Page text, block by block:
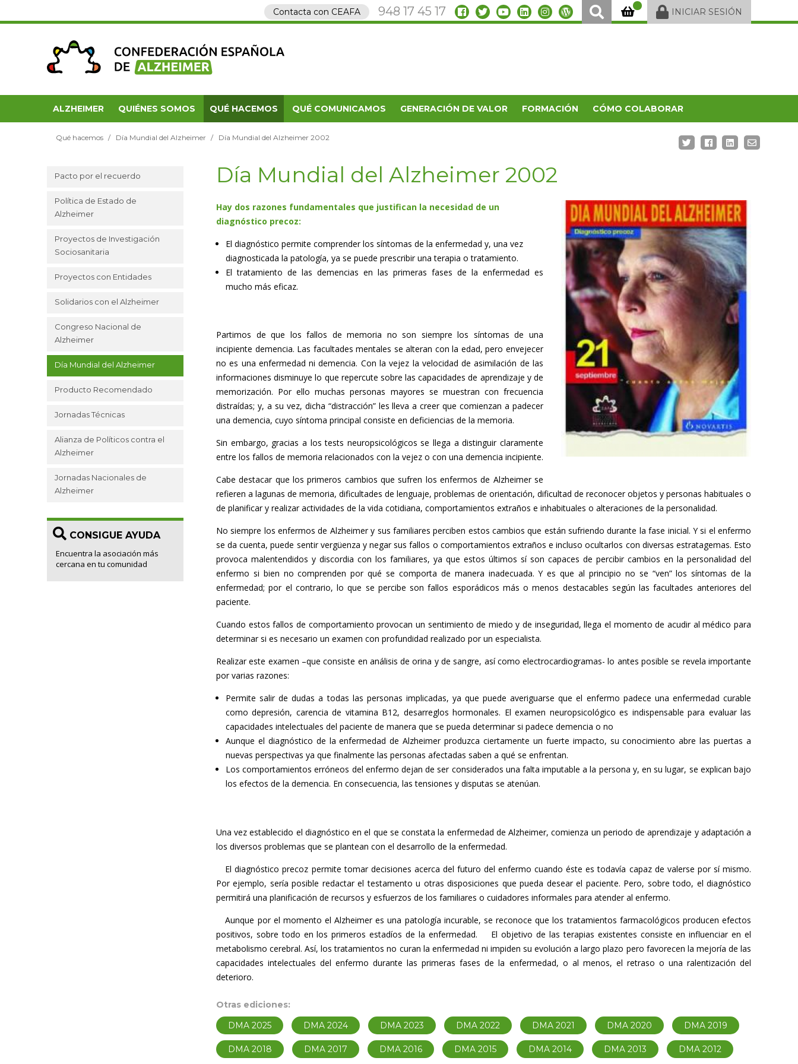
Contacta con CEAFA 948 17 45 17 INICIAR SESIÓN
ALZHEIMER QUIÉNES SOMOS QUÉ HACEMOS QUÉ COMUNICAMOS GENERACIÓN DE VALOR FORMACIÓN CÓMO COLABORAR
Qué hacemos Día Mundial del Alzheimer Día Mundial del Alzheimer 2002
Pacto por el recuerdo
Política de Estado de
Alzheimer
Proyectos de Investigación
Sociosanitaria
Proyectos con Entidades
Solidarios con el Alzheimer
Congreso Nacional de
Alzheimer
Día Mundial del Alzheimer
Producto Recomendado
Jornadas Técnicas
Alianza de Políticos contra el
Alzheimer
Jornadas Nacionales de
Alzheimer
CONSIGUE AYUDA
Encuentra la asociación más
cercana en tu comunidad
Día Mundial del Alzheimer 2002
Hay dos razones fundamentales que justifican la necesidad de un
diagnóstico precoz:
El diagnóstico permite comprender los síntomas de la enfermedad y, una vez
diagnosticada la patología, ya se puede prescribir una terapia o tratamiento.
El tratamiento de las demencias en las primeras fases de la enfermedad es
mucho más eficaz.
Partimos de que los fallos de memoria no son siempre los síntomas de una
incipiente demencia. Las facultades mentales sealteran con la edad, pero envejecer
no es una enfermedad ni demencia. Con la vejez la velocidad de asimilación de las
informaciones disminuye lo que repercute sobre las capacidades de aprendizaje y de
memorización. Por ello muchas personas mayores se muestran con frecuencia
distraídas; y, a su vez, dicha “distracción” les lleva a creer que comienzan a padecer
una demencia, cuyo síntoma principal consiste en deficiencias de la memoria.
Sin embargo, gracias a los tests neuropsicológicos se llega a distinguir claramente
entre los fallos de memoria relacionados con la vejez o con una demencia incipiente.
Cabe destacar que los primeros cambios que sufren los enfermos de Alzheimer se
refieren a lagunas de memoria, dificultades de lenguaje, problemas de orientación, dificultad de reconocer objetos y personas habituales o
de planificar y realizar actividades de la vida cotidiana, comportamientos extraños e inhabituales o alteraciones de la personalidad.
No siempre los enfermos de Alzheimer y sus familiares perciben estos cambios que están sufriendo durante la fase inicial. Y si el enfermo
se da cuenta, puede sentir vergüenza y negar sus fallos o comportamientos extraños e incluso ocultarlos con diversas estratagemas. Esto
provoca malentendidos y discordia con los familiares, ya que estos últimos sí son capaces de percibir cambios en la personalidad del
enfermo si bien no comprenden por qué se comporta de manera inadecuada. Y es que al principio no se “ven” los síntomas de la
enfermedad; por el contrario, lo que se percibe son fallos esporádicos más o menos destacables según las facultades anteriores del
paciente.
Cuando estos fallos de comportamiento provocan un sentimiento de miedo y de inseguridad, llega el momento de acudir al médico para
determinar si es necesario un examen con profundidad realizado por un especialista.
Realizar este examen –que consiste en análisis de orina y de sangre, así como electrocardiogramas- lo antes posible se revela importante
por varias razones:
Permite salir de dudas a todas las personas implicadas, ya que puede averiguarse que el enfermo padece una enfermedad curable
como depresión, carencia de vitamina B12, desarreglos hormonales. El examen neuropsicológico es indispensable para evaluar las
capacidades intelectuales del paciente de manera que se pueda determinar si padece demencia o no
Aunque el diagnóstico de la enfermedad de Alzheimer produzca ciertamente un fuerte impacto, su conocimiento abre las puertas a
nuevas perspectivas ya que finalmente las personas afectadas saben a qué se enfrentan.
Los comportamientos erróneos del enfermo dejan de ser considerados una falta imputable a la persona y, en su lugar, se explican bajo
los efectos de la demencia. En consecuencia, las tensiones y disputas se atenúan.
Una vez establecido el diagnóstico en el que se constata la enfermedad de Alzheimer, comienza un periodo de aprendizaje y adaptación a
los diversos problemas que se plantean con el desarrollo de la enfermedad.
El diagnóstico precoz permite tomar decisiones acerca del futuro del enfermo cuando éste es todavía capaz de valerse por sí mismo.
Por ejemplo, sería posible redactar el testamento u otras disposiciones que pueda desear el paciente. Pero, sobre todo, el diagnóstico
permitirá una planificación de recursos y esfuerzos de los familiares o cuidadores informales para atender al enfermo.
Aunque por el momento el Alzheimer es una patología incurable, se reconoce que los tratamientos farmacológicos producen efectos
positivos, sobre todo en los primeros estadíos de la enfermedad. El objetivo de las terapias existentes consiste en influenciar en el
metabolismo cerebral. Así, los tratamientos no curan la enfermedad ni impiden su evolución a largo plazo pero favorecen la mejoría de las
capacidades intelectuales del enfermo durante las primeras fases de la enfermedad, o al menos, el retraso o una ralentización del
deterioro.
Otras ediciones:
DMA 2025
DMA 2024 DMA 2023 DMA 2022 DMA 2021 DMA 2020 DMA 2019
DMA 2018 DMA 2017 DMA 2016 DMA 2015 DMA 2014 DMA 2013 DMA 2012